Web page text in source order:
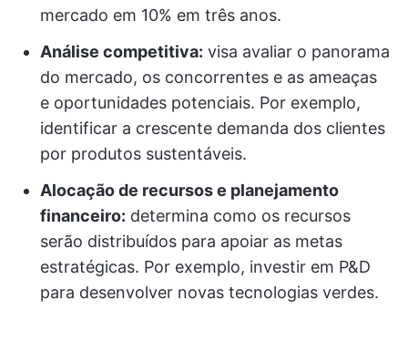
mercado em 10% em três anos.
Análise competitiva: visa avaliar o panorama
do mercado, os concorrentes e as ameaças
e oportunidades potenciais. Por exemplo,
identificar a crescente demanda dos clientes
por produtos sustentáveis.
Alocação de recursos e planejamento
financeiro: determina como os recursos
serão distribuídos para apoiar as metas
estratégicas. Por exemplo, investir em P&D
para desenvolver novas tecnologias verdes.